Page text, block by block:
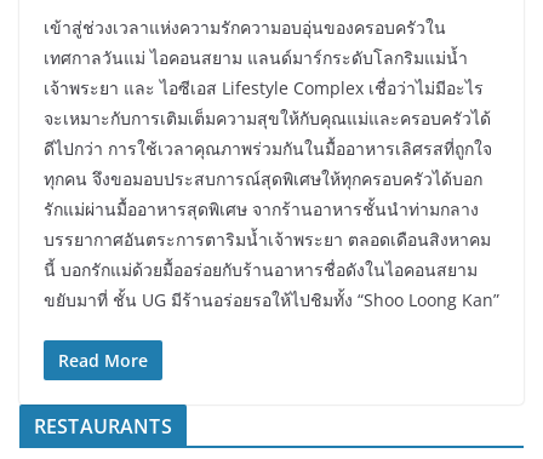
เข้าสู่ช่วงเวลาแห่งความรักความอบอุ่นของครอบครัวใน
เทศกาลวันแม่ ไอคอนสยาม แลนด์มาร์กระดับโลกริมแม่น้ำ
เจ้าพระยา และ ไอซีเอส Lifestyle Complex เชื่อว่าไม่มีอะไร
จะเหมาะกับการเติมเต็มความสุขให้กับคุณแม่และครอบครัวได้
ดีไปกว่า การใช้เวลาคุณภาพร่วมกันในมื้ออาหารเลิศรสที่ถูกใจ
ทุกคน จึงขอมอบประสบการณ์สุดพิเศษให้ทุกครอบครัวได้บอก
รักแม่ผ่านมื้ออาหารสุดพิเศษ จากร้านอาหารชั้นนำท่ามกลาง
บรรยากาศอันตระการตาริมน้ำเจ้าพระยา ตลอดเดือนสิงหาคม
นี้ บอกรักแม่ด้วยมื้ออร่อยกับร้านอาหารชื่อดังในไอคอนสยาม
ขยับมาที่ ชั้น UG มีร้านอร่อยรอให้ไปชิมทั้ง “Shoo Loong Kan”
Read More
RESTAURANTS